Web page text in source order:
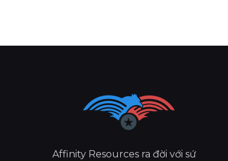
Affinity Resources ra đời với sứ